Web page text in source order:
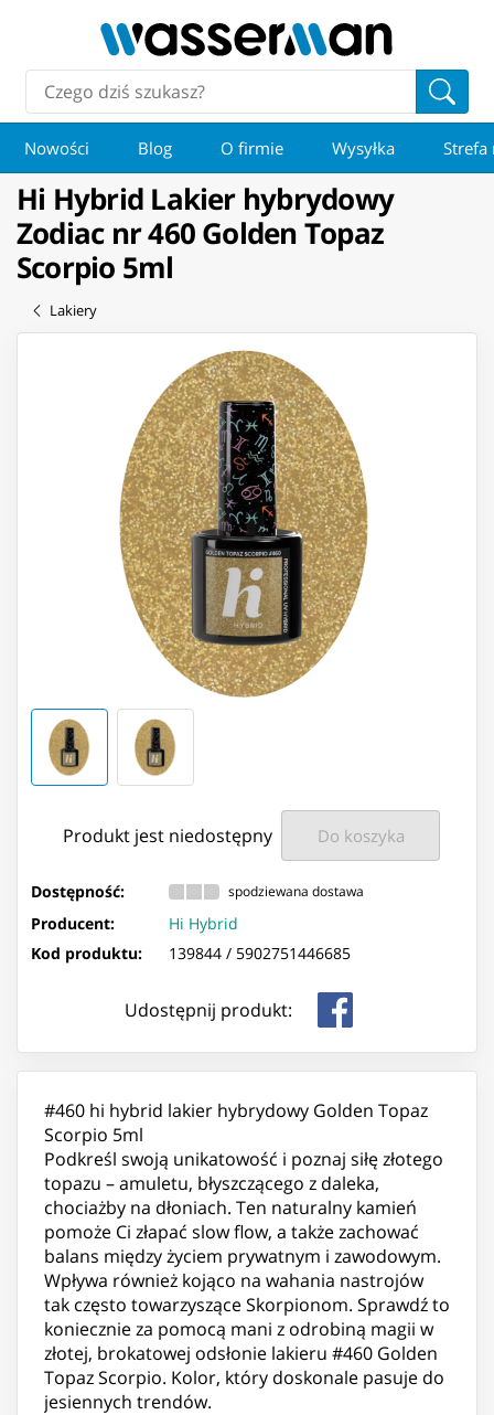
Nowości Blog O firmie Wysyłka Strefa
Hi Hybrid Lakier hybrydowy
Zodiac nr 460 Golden Topaz
Scorpio 5ml
Lakiery
Produkt jest niedostępny Do koszyka
Dostępność: spodziewana dostawa
Producent:
Hi Hybrid
Kod produktu:
139844 / 5902751446685
Udostępnij produkt:
#460 hi hybrid lakier hybrydowy Golden Topaz
Scorpio 5ml
Podkreśl swoją unikatowość i poznaj siłę złotego
topazu – amuletu, błyszczącego z daleka,
chociażby na dłoniach. Ten naturalny kamień
pomoże Ci złapać slow flow, a także zachować
balans między życiem prywatnym i zawodowym.
Wpływa również kojąco na wahania nastrojów
tak często towarzyszące Skorpionom. Sprawdź to
koniecznie za pomocą mani z odrobiną magii w
złotej, brokatowej odsłonie lakieru #460 Golden
Topaz Scorpio. Kolor, który doskonale pasuje do
jesiennych trendów.